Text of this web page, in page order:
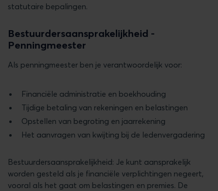
statutaire bepalingen.
Bestuurdersaansprakelijkheid -
Penningmeester
Als penningmeester ben je verantwoordelijk voor:
Financiële administratie en boekhouding
Tijdige betaling van rekeningen en belastingen
Opstellen van begroting en jaarrekening
Het aanvragen van kwijting bij de ledenvergadering
Bestuurdersaansprakelijkheid: Je kunt aansprakelijk
worden gesteld als je financiële verplichtingen negeert,
vooral als het gaat om belastingen en premies. De